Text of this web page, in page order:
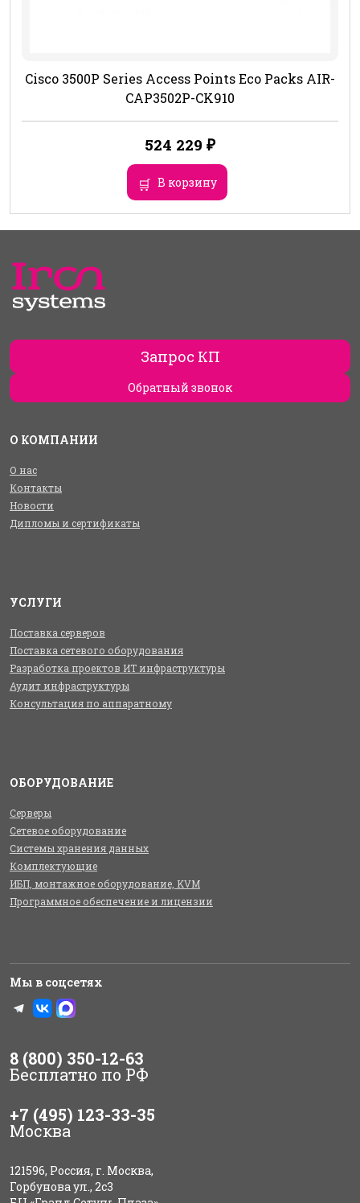
Cisco 3500P Series Access Points Eco Packs AIR-
CAP3502P-CK910
524 229 ₽
В корзину
Запрос КП
Обратный звонок
О КОМПАНИИ
О нас
Контакты
Новости
Дипломы и сертификаты
УСЛУГИ
Поставка серверов
Поставка сетевого оборудования
Разработка проектов ИТ инфраструктуры
Аудит инфраструктуры
Консультация по аппаратному
ОБОРУДОВАНИЕ
Серверы
Сетевое оборудование
Системы хранения данных
Комплектующие
ИБП, монтажное оборудование, KVM
Программное обеспечение и лицензии
Мы в соцсетях
8 (800) 350-12-63
Бесплатно по РФ
+7 (495) 123-33-35
Москва
121596, Россия, г. Москва,
Горбунова ул., 2с3